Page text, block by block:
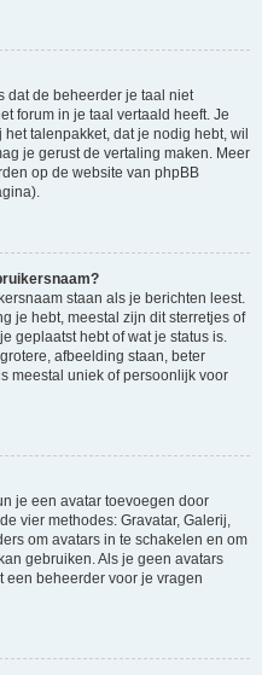
dat de beheerder je taal niet
forum in je taal vertaald heeft. Je
talenpakket, dat je nodig hebt, wil
je gerust de vertaling maken. Meer
op de website van phpBB
staan als je berichten leest.
je hebt, meestal zijn dit sterretjes of
geplaatst hebt of wat je status is.
afbeelding staan, beter
meestal uniek of persoonlijk voor
je een avatar toevoegen door
vier methodes: Gravatar, Galerij,
om avatars in te schakelen en om
gebruiken. Als je geen avatars
een beheerder voor je vragen